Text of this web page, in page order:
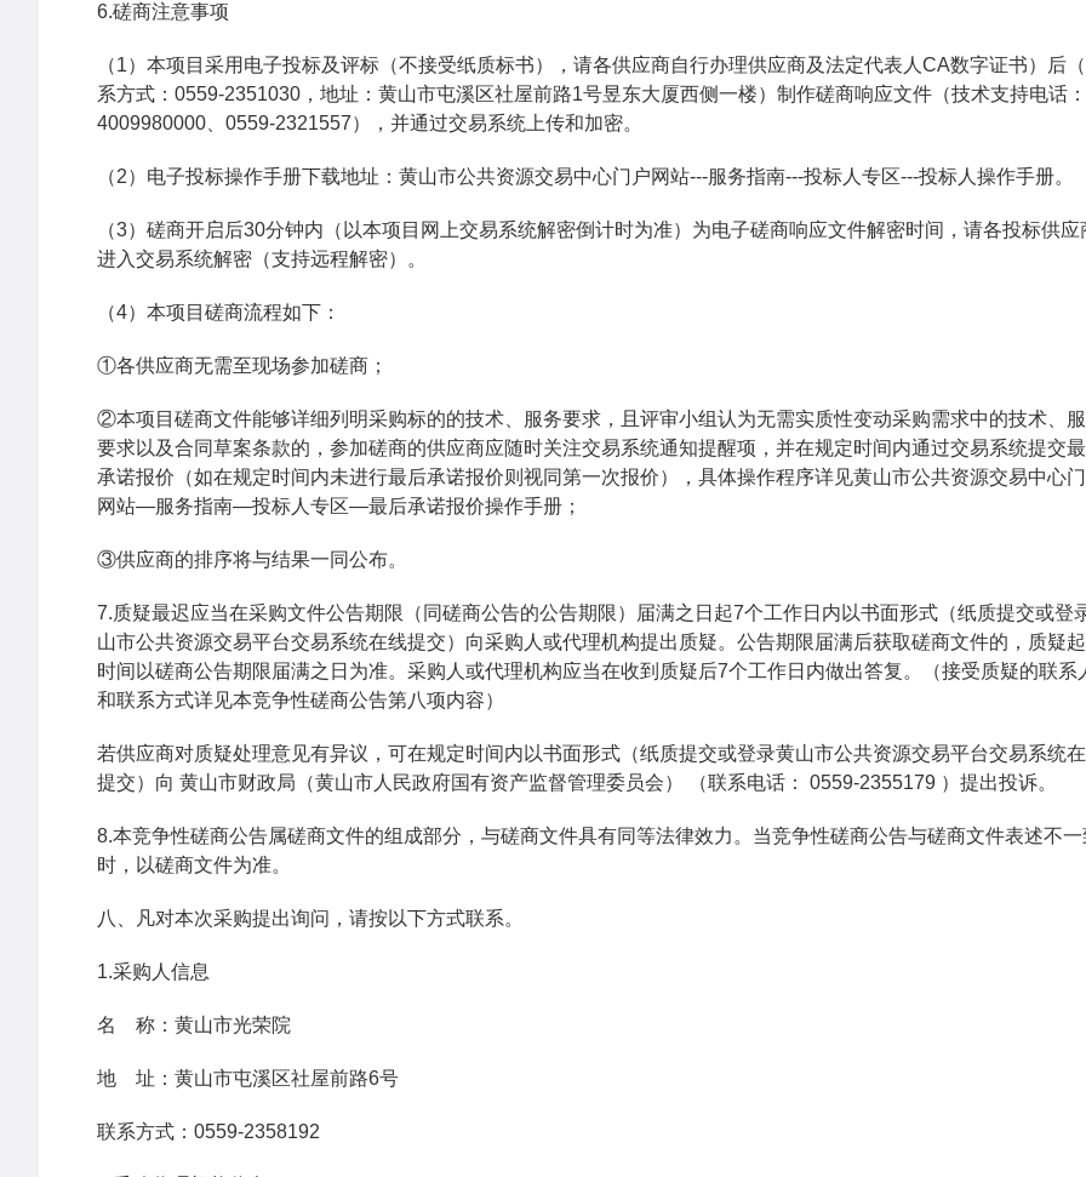
6.磋商注意事项
（1）本项目采用电子投标及评标（不接受纸质标书），请各供应商自行办理供应商及法定代表人CA数字证书）后
系方式：0559-2351030，地址：黄山市屯溪区社屋前路1号昱东大厦西侧一楼）制作磋商响应文件（技术支持电话：
4009980000、0559-2321557），并通过交易系统上传和加密。
（2）电子投标操作手册下载地址：黄山市公共资源交易中心门户网站---服务指南---投标人专区---投标人操作手册。
（3）磋商开启后30分钟内（以本项目网上交易系统解密倒计时为准）为电子磋商响应文件解密时间，请各投标供应
进入交易系统解密（支持远程解密）。
（4）本项目磋商流程如下：
①各供应商无需至现场参加磋商；
②本项目磋商文件能够详细列明采购标的的技术、服务要求，且评审小组认为无需实质性变动采购需求中的技术、
要求以及合同草案条款的，参加磋商的供应商应随时关注交易系统通知提醒项，并在规定时间内通过交易系统提交
承诺报价（如在规定时间内未进行最后承诺报价则视同第一次报价），具体操作程序详见黄山市公共资源交易中心
网站—服务指南—投标人专区—最后承诺报价操作手册；
③供应商的排序将与结果一同公布。
7.质疑最迟应当在采购文件公告期限（同磋商公告的公告期限）届满之日起7个工作日内以书面形式（纸质提交或登
山市公共资源交易平台交易系统在线提交）向采购人或代理机构提出质疑。公告期限届满后获取磋商文件的，质疑
时间以磋商公告期限届满之日为准。采购人或代理机构应当在收到质疑后7个工作日内做出答复。（接受质疑的联系
和联系方式详见本竞争性磋商公告第八项内容）
若供应商对质疑处理意见有异议，可在规定时间内以书面形式（纸质提交或登录黄山市公共资源交易平台交易系统
提交）向 黄山市财政局（黄山市人民政府国有资产监督管理委员会） （联系电话： 0559-2355179 ）提出投诉。
8.本竞争性磋商公告属磋商文件的组成部分，与磋商文件具有同等法律效力。当竞争性磋商公告与磋商文件表述不一
时，以磋商文件为准。
八、凡对本次采购提出询问，请按以下方式联系。
1.采购人信息
名 称：黄山市光荣院
地 址：黄山市屯溪区社屋前路6号
联系方式：0559-2358192